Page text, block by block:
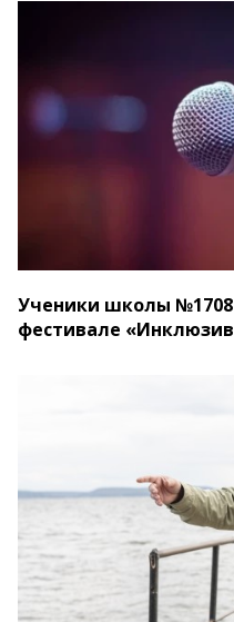
Ученики школы
фестивале